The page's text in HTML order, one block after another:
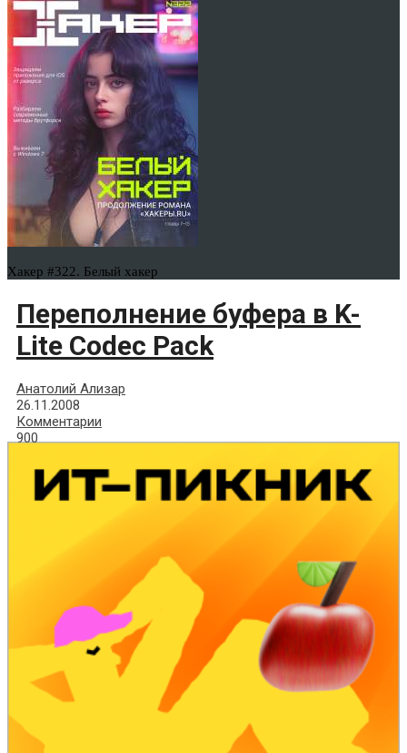
Хакер #322. Белый хакер
Переполнение буфера в K-
Lite Codec Pack
Анатолий Ализар
26.11.2008
Комментарии
900